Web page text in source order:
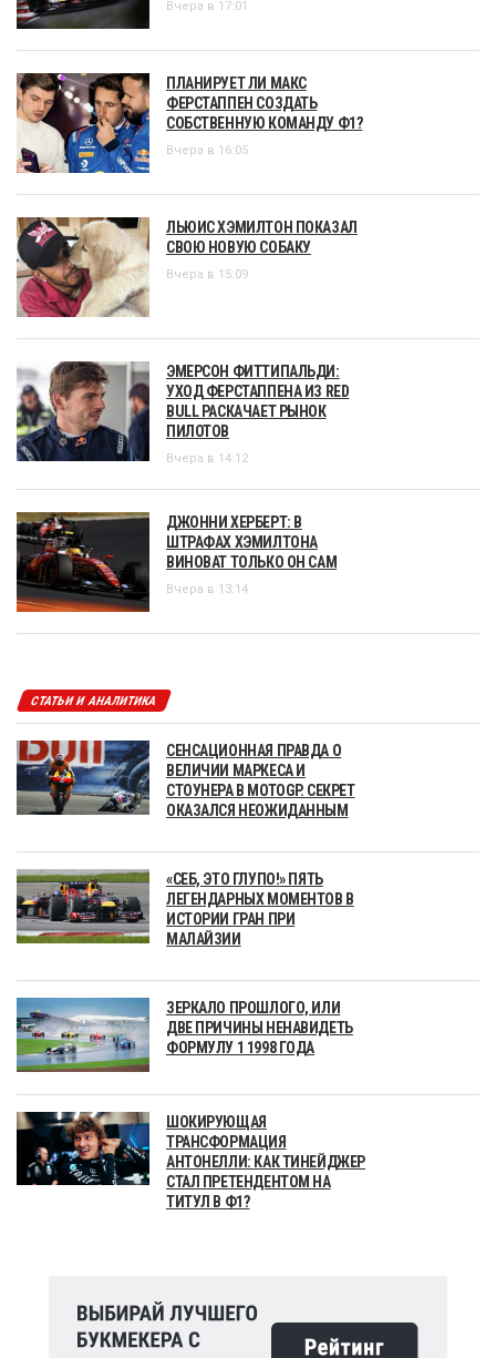
Вчера в 17:01
ПЛАНИРУЕТ ЛИ МАКС
ФЕРСТАППЕН СОЗДАТЬ
СОБСТВЕННУЮ КОМАНДУ Ф1?
Вчера в 16:05
ЛЬЮИС ХЭМИЛТОН ПОКАЗАЛ
СВОЮ НОВУЮ СОБАКУ
Вчера в 15:09
ЭМЕРСОН ФИТТИПАЛЬДИ:
УХОД ФЕРСТАППЕНА ИЗ RED
BULL РАСКАЧАЕТ РЫНОК
ПИЛОТОВ
Вчера в 14:12
ДЖОННИ ХЕРБЕРТ: В
ШТРАФАХ ХЭМИЛТОНА
ВИНОВАТ ТОЛЬКО ОН САМ
Вчера в 13:14
СТАТЬИ И АНАЛИТИКА
СЕНСАЦИОННАЯ ПРАВДА О
ВЕЛИЧИИ МАРКЕСА И
СТОУНЕРА В MOTOGP. СЕКРЕТ
ОКАЗАЛСЯ НЕОЖИДАННЫМ
«СЕБ, ЭТО ГЛУПО!» ПЯТЬ
ЛЕГЕНДАРНЫХ МОМЕНТОВ В
ИСТОРИИ ГРАН ПРИ
МАЛАЙЗИИ
ЗЕРКАЛО ПРОШЛОГО, ИЛИ
ДВЕ ПРИЧИНЫ НЕНАВИДЕТЬ
ФОРМУЛУ 1 1998 ГОДА
ШОКИРУЮЩАЯ
ТРАНСФОРМАЦИЯ
АНТОНЕЛЛИ: КАК ТИНЕЙДЖЕР
СТАЛ ПРЕТЕНДЕНТОМ НА
ТИТУЛ В Ф1?